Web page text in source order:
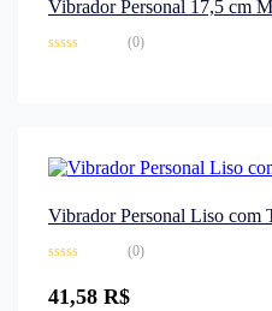
Vibrador Personal 17,5 cm
(0)
Vibrador Personal Liso com
0
de
(0)
41,58 R$